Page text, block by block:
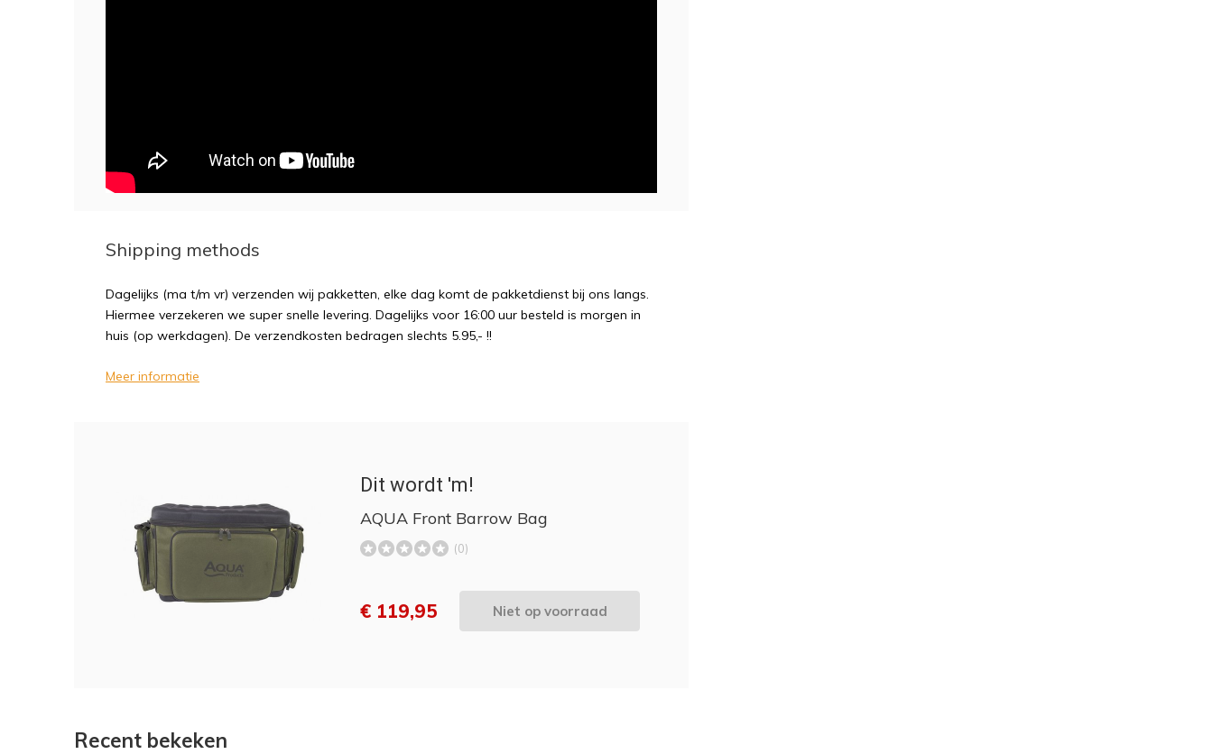
Shipping methods
Dagelijks (ma t/m vr) verzenden wij pakketten, elke dag komt de pakketdienst bij ons langs.
Hiermee verzekeren we super snelle levering. Dagelijks voor 16:00 uur besteld is morgen in
huis (op werkdagen). De verzendkosten bedragen slechts 5.95,- !!
Meer informatie
Dit wordt 'm!
AQUA Front Barrow Bag
(0)
€ 119,95 Niet op voorraad
Recent bekeken